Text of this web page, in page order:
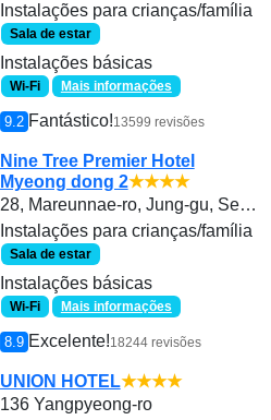
Instalações para crianças/família
Sala de estar
Instalações básicas
Wi-Fi Mais informações
9.2 Fantástico!13599 revisões
Nine Tree Premier Hotel
Myeong dong 2★★★★
28, Mareunnae-ro, Jung-gu, Seoul, South Korea
Instalações para crianças/família
Sala de estar
Instalações básicas
Wi-Fi Mais informações
8.9 Excelente!18244 revisões
UNION HOTEL★★★★
136 Yangpyeong-ro